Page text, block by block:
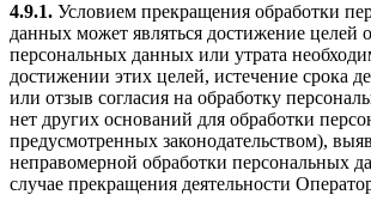
4.9.1. Условием прекращения обработки
данных может являться достижение целей
персональных данных или утрата
достижении этих целей, истечение срока
или отзыв согласия на обработку
нет других оснований для обработки
предусмотренных законодательством),
неправомерной обработки персональных
случае прекращения деятельности